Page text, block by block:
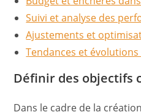
Suivi et analyse des
Ajustements et
Tendances et
Définir des objectifs
Dans le cadre de la